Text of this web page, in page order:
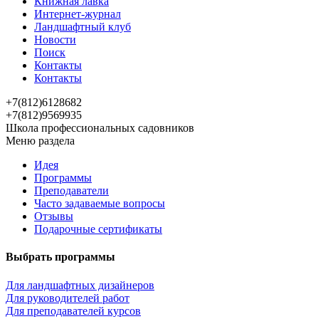
Интернет-журнал
Ландшафтный клуб
Новости
Поиск
Контакты
Контакты
+7(812)6128682
+7(812)9569935
Школа профессиональных садовников
Меню раздела
Идея
Программы
Преподаватели
Часто задаваемые вопросы
Отзывы
Подарочные сертификаты
Выбрать программы
Для ландшафтных дизайнеров
Для руководителей работ
Для преподавателей курсов